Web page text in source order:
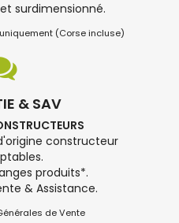
surdimensionné.
(Corse incluse)
& SAV
constructeur
produits*.
& Assistance.
de Vente